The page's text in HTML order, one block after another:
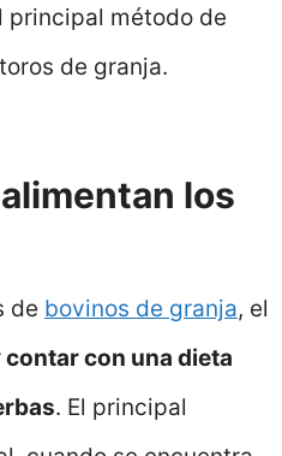
principal método de
de granja.
los
de bovinos de granja, el
contar con una dieta
. El principal